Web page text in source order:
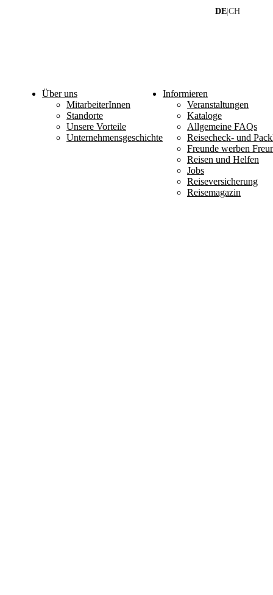
Über uns
MitarbeiterInnen
Standorte
Unsere Vorteile
Unternehmensgeschichte
Informieren
Veranstaltungen
Kataloge
Allgemeine FAQs
Reisecheck- und
Freunde werben
Reisen und Helfen
Jobs
Reiseversicherung
Reisemagazin
DE CH